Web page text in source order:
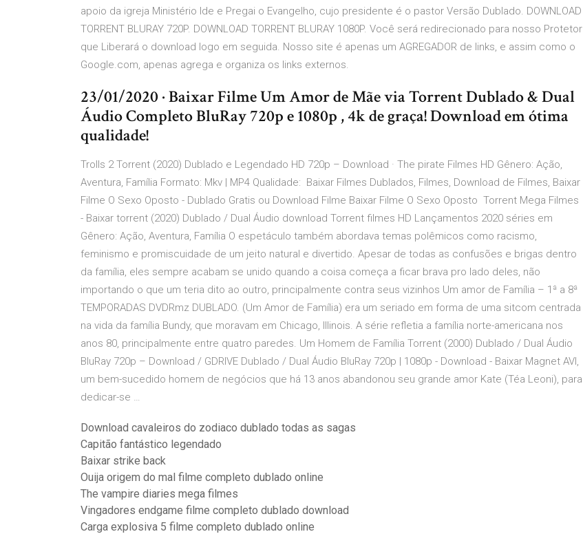
apoio da igreja Ministério Ide e Pregai o Evangelho, cujo presidente é o pastor Versão Dublado. DOWNLOAD
TORRENT BLURAY 720P. DOWNLOAD TORRENT BLURAY 1080P. Você será redirecionado para nosso Protetor
que Liberará o download logo em seguida. Nosso site é apenas um AGREGADOR de links, e assim como o
Google.com, apenas agrega e organiza os links externos.
23/01/2020 · Baixar Filme Um Amor de Mãe via Torrent Dublado & Dual
Áudio Completo BluRay 720p e 1080p , 4k de graça! Download em ótima
qualidade!
Trolls 2 Torrent (2020) Dublado e Legendado HD 720p – Download · The pirate Filmes HD Gênero: Ação,
Aventura, Família Formato: Mkv | MP4 Qualidade: Baixar Filmes Dublados, Filmes, Download de Filmes, Baixar
Filme O Sexo Oposto - Dublado Gratis ou Download Filme Baixar Filme O Sexo Oposto Torrent Mega Filmes
- Baixar torrent (2020) Dublado / Dual Áudio download Torrent filmes HD Lançamentos 2020 séries em
Gênero: Ação, Aventura, Família O espetáculo também abordava temas polêmicos como racismo,
feminismo e promiscuidade de um jeito natural e divertido. Apesar de todas as confusões e brigas dentro
da família, eles sempre acabam se unido quando a coisa começa a ficar brava pro lado deles, não
importando o que um teria dito ao outro, principalmente contra seus vizinhos Um amor de Família – 1ª a 8ª
TEMPORADAS DVDRmz DUBLADO. (Um Amor de Família) era um seriado em forma de uma sitcom centrada
na vida da família Bundy, que moravam em Chicago, Illinois. A série refletia a família norte-americana nos
anos 80, principalmente entre quatro paredes. Um Homem de Família Torrent (2000) Dublado / Dual Áudio
BluRay 720p – Download / GDRIVE Dublado / Dual Áudio BluRay 720p | 1080p - Download - Baixar Magnet AVI,
um bem-sucedido homem de negócios que há 13 anos abandonou seu grande amor Kate (Téa Leoni), para
dedicar-se …
Download cavaleiros do zodiaco dublado todas as sagas
Capitão fantástico legendado
Baixar strike back
Ouija origem do mal filme completo dublado online
The vampire diaries mega filmes
Vingadores endgame filme completo dublado download
Carga explosiva 5 filme completo dublado online